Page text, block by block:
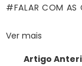
FALAR COM AS
Ver mais
Artigo